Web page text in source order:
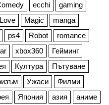
ecchi
gaming
Love Magic
manga
ps4 Robot
romance
xbox360
Гейминг
Култура
Пътуване
Ужаси
Филми
Япония азия аниме